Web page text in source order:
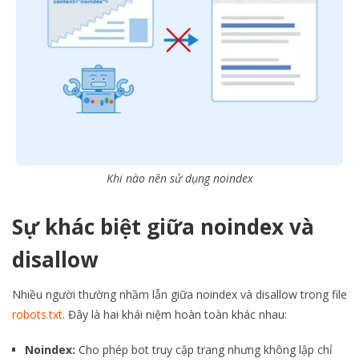
Khi nào nên sử dụng noindex
Sự khác biệt giữa noindex và
disallow
Nhiều người thường nhầm lẫn giữa noindex và disallow trong file
robots.txt. Đây là hai khái niệm hoàn toàn khác nhau:
Noindex: Cho phép bot truy cập trang nhưng không lập chỉ